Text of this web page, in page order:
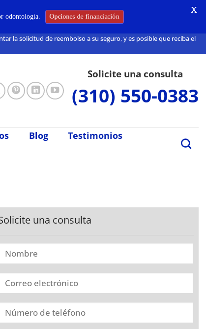
la solicitud de reembolso a su seguro, y es posible que reciba el
Solicite una consulta
(310) 550-0383
Blog
Testimonios
una consulta
odontología. Opciones de financiación
X